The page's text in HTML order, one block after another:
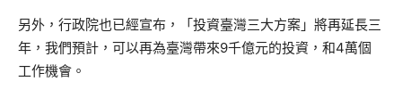
另外，行政院也已經宣布，「投資臺灣三大方案」將再延長三
年，我們預計，可以再為臺灣帶來9千億元的投資，和4萬個
工作機會。